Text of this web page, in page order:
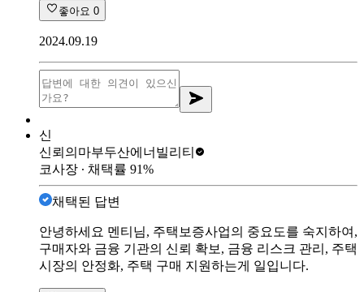
좋아요 0
2024.09.19
신
신뢰의마부두산에너빌리티
코사장 ∙ 채택률 91%
채택된 답변
안녕하세요 멘티님, 주택보증사업의 중요도를 숙지하여,
구매자와 금융 기관의 신뢰 확보, 금융 리스크 관리, 주택
시장의 안정화, 주택 구매 지원하는게 일입니다.